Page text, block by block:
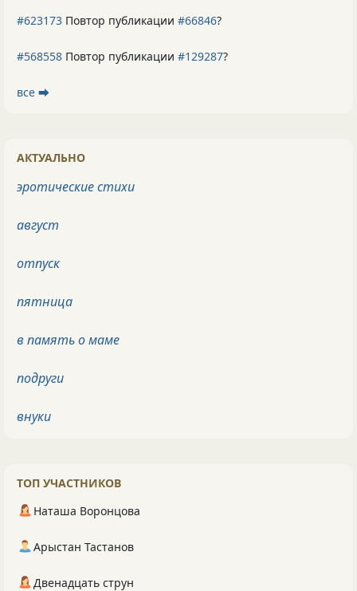
#623173 Повтор публикации #66846?
#568558 Повтор публикации #129287?
все ⮕
АКТУАЛЬНО
эротические стихи
август
отпуск
пятница
в память о маме
подруги
внуки
ТОП УЧАСТНИКОВ
Наташа Воронцова
Арыстан Тастанов
Двенадцать струн